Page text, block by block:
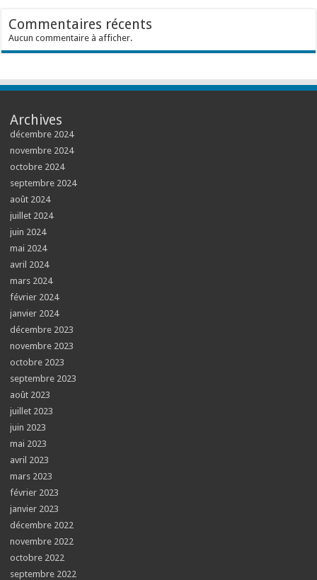
Commentaires récents
Aucun commentaire à afficher.
Archives
décembre 2024
novembre 2024
octobre 2024
septembre 2024
août 2024
juillet 2024
juin 2024
mai 2024
avril 2024
mars 2024
février 2024
janvier 2024
décembre 2023
novembre 2023
octobre 2023
septembre 2023
août 2023
juillet 2023
juin 2023
mai 2023
avril 2023
mars 2023
février 2023
janvier 2023
décembre 2022
novembre 2022
octobre 2022
septembre 2022